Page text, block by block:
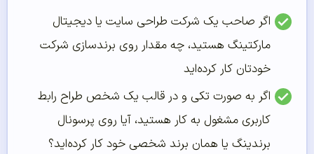
اگر صاحب یک شرکت طراحی سایت یا دیجیتال
مارکتینگ هستید،‌ چه مقدار روی برندسازی شرکت
خودتان کار کرده‌اید
اگر به صورت تکی و در قالب یک شخص طراح رابط
کاربری مشغول به کار هستید، آیا روی پرسونال
برندینگ یا همان برند شخصی خود کار کرده‌اید؟